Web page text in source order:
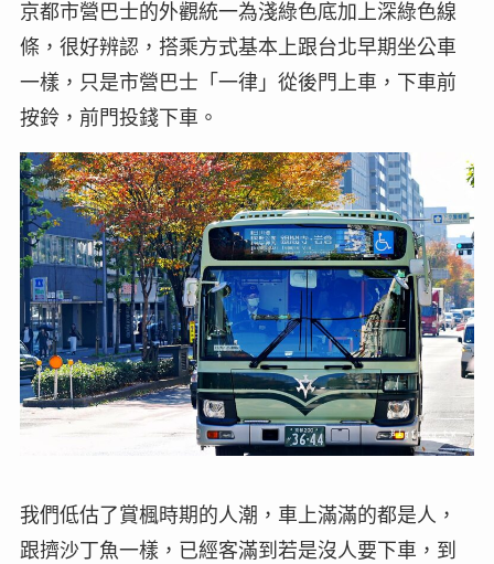
京都市營巴士的外觀統一為淺綠色底加上深綠色線
條，很好辨認，搭乘方式基本上跟台北早期坐公車
一樣，只是市營巴士「一律」從後門上車，下車前
按鈴，前門投錢下車。
我們低估了賞楓時期的人潮，車上滿滿的都是人，
跟擠沙丁魚一樣，已經客滿到若是沒人要下車，到